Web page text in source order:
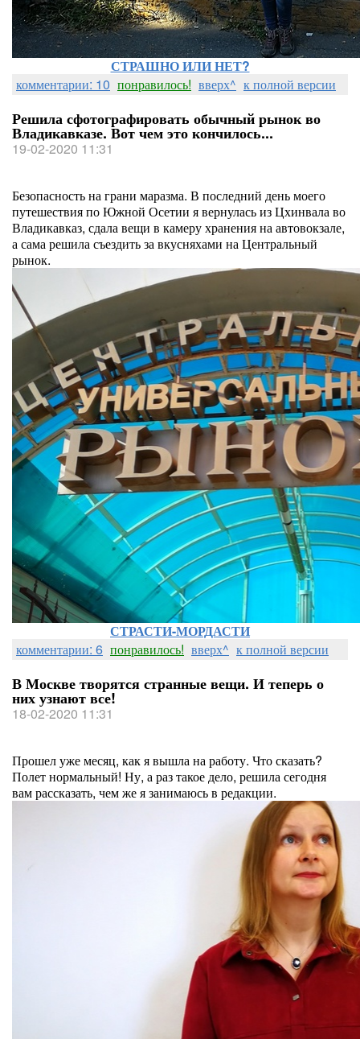
СТРАШНО ИЛИ НЕТ?
комментарии: 10 понравилось! вверх^ к полной версии
Решила сфотографировать обычный рынок во
Владикавказе. Вот чем это кончилось...
19-02-2020 11:31
Безопасность на грани маразма. В последний день моего
путешествия по Южной Осетии я вернулась из Цхинвала во
Владикавказ, сдала вещи в камеру хранения на автовокзале,
а сама решила съездить за вкусняхами на Центральный
рынок.
СТРАСТИ-МОРДАСТИ
комментарии: 6 понравилось! вверх^ к полной версии
В Москве творятся странные вещи. И теперь о
них узнают все!
18-02-2020 11:31
Прошел уже месяц, как я вышла на работу. Что сказать?
Полет нормальный! Ну, а раз такое дело, решила сегодня
вам рассказать, чем же я занимаюсь в редакции.